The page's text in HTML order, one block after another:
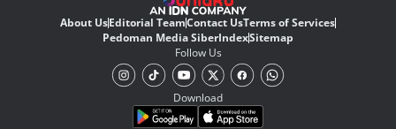
About UsEditorial TeamContact UsTerms of Services
Pedoman Media SiberIndexSitemap
Follow Us
Download